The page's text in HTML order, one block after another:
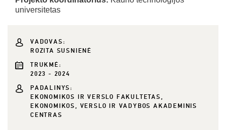
universitetas
VADOVAS:
ROZITA SUSNIENĖ
TRUKMĖ:
2023 - 2024
PADALINYS:
EKONOMIKOS IR VERSLO FAKULTETAS,
EKONOMIKOS, VERSLO IR VADYBOS AKADEMINIS
CENTRAS